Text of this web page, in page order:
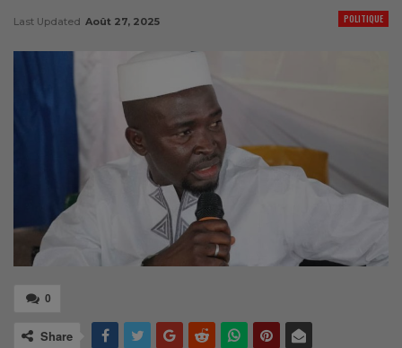
POLITIQUE
Last Updated Août 27, 2025
0
Share